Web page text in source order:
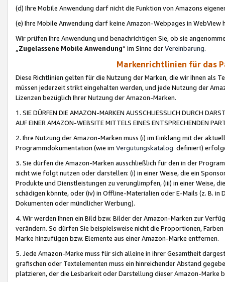
(d) Ihre Mobile Anwendung darf nicht die Funktion von Amazons
(e) Ihre Mobile Anwendung darf keine Amazon-Webpages in WebView
Wir prüfen Ihre Anwendung und benachrichtigen Sie, ob sie
„Zugelassene Mobile Anwendung“ im Sinne derVereinbarung.
Markenrichtlinien für das
Diese Richtlinien gelten für die Nutzung der Marken, die wir Ihnen als
müssen jederzeit strikt eingehalten werden, und jede Nutzung der
Lizenzen bezüglich Ihrer Nutzung der Amazon-Marken.
1. SIE DÜRFEN DIE AMAZON-MARKEN AUSSCHLIESSLICH DURCH
AUF EINER AMAZON-WEBSITE MITTELS EINES ENTSPRECHENDEN
2. Ihre Nutzung der Amazon-Marken muss (i) im Einklang mit der
Programmdokumentation (wie im Vergütungskatalog definiert)
3. Sie dürfen die Amazon-Marken ausschließlich für den in der
nicht wie folgt nutzen oder darstellen: (i) in einer Weise, die ein
Produkte und Dienstleistungen zu verunglimpfen, (iii) in einer Weise,
schädigen könnte, oder (iv) in Offline-Materialien oder E-Mails (z. B. in
Dokumenten oder mündlicher Werbung).
4. Wir werden Ihnen ein Bild bzw. Bilder der Amazon-Marken zur
verändern. So dürfen Sie beispielsweise nicht die Proportionen,
Marke hinzufügen bzw. Elemente aus einer Amazon-Marke entfernen.
5. Jede Amazon-Marke muss für sich alleine in ihrer Gesamtheit
grafischen oder Textelementen muss ein hinreichender Abstand
platzieren, der die Lesbarkeit oder Darstellung dieser Amazon-Marke